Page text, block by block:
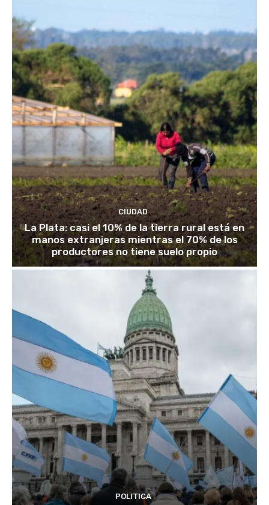
CIUDAD
La Plata: casi el 10% de la tierra rural está en
manos extranjeras mientras el 70% de los
productores no tiene suelo propio
POLITICA